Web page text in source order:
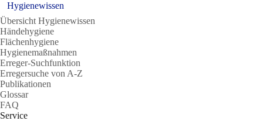
Hygienewissen
Übersicht Hygienewissen
Händehygiene
Flächenhygiene
Hygienemaßnahmen
Erreger-Suchfunktion
Erregersuche von A-Z
Publikationen
Glossar
FAQ
Service